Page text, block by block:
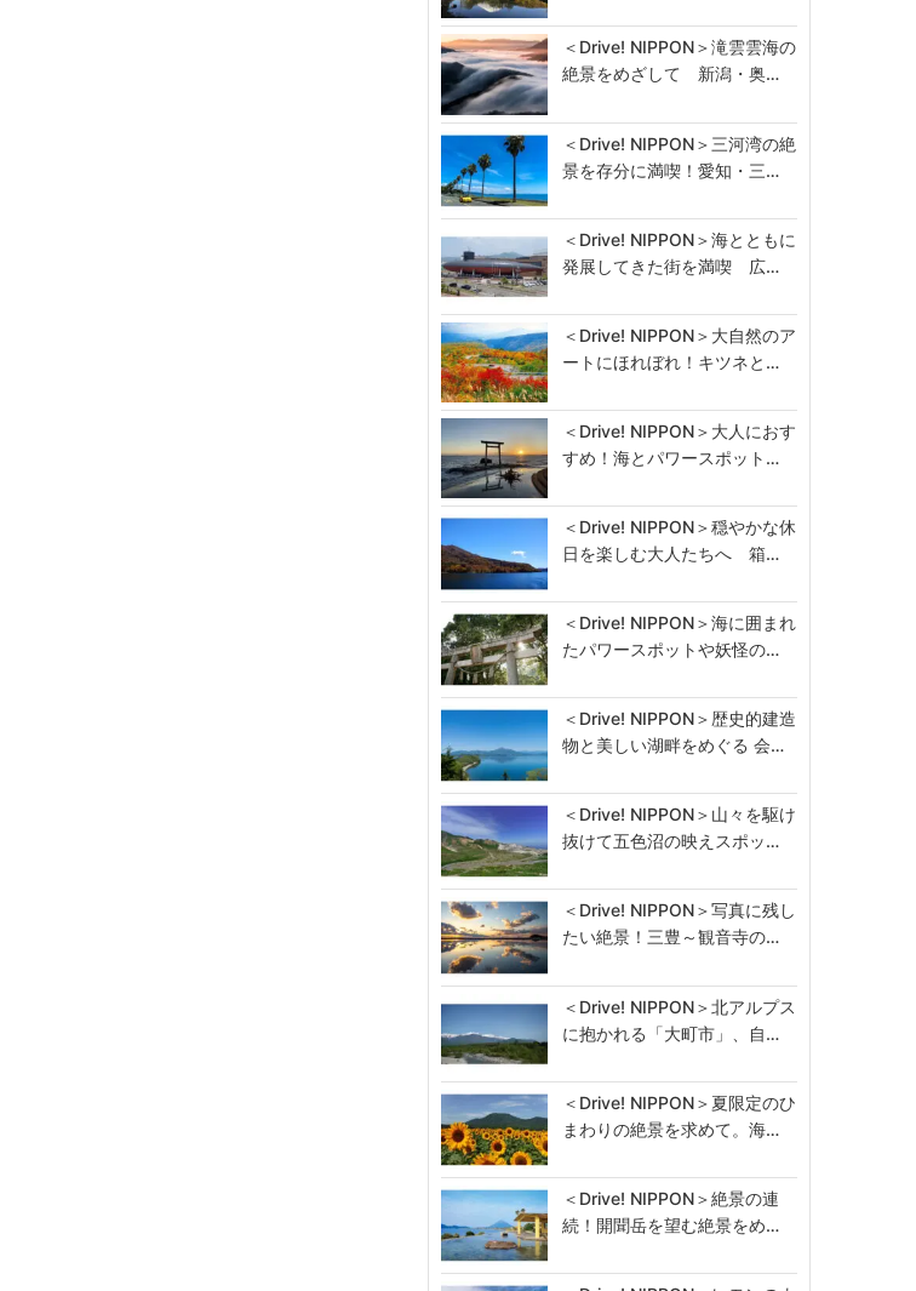
＜Drive! NIPPON＞滝雲雲海の
絶景をめざして 新潟・奥…
＜Drive! NIPPON＞三河湾の絶
景を存分に満喫！愛知・三…
＜Drive! NIPPON＞海とともに
発展してきた街を満喫 広…
＜Drive! NIPPON＞大自然のア
ートにほれぼれ！キツネと…
＜Drive! NIPPON＞大人におす
すめ！海とパワースポット…
＜Drive! NIPPON＞穏やかな休
日を楽しむ大人たちへ 箱…
＜Drive! NIPPON＞海に囲まれ
たパワースポットや妖怪の…
＜Drive! NIPPON＞歴史的建造
物と美しい湖畔をめぐる 会…
＜Drive! NIPPON＞山々を駆け
抜けて五色沼の映えスポッ…
＜Drive! NIPPON＞写真に残し
たい絶景！三豊～観音寺の…
＜Drive! NIPPON＞北アルプス
に抱かれる「大町市」、自…
＜Drive! NIPPON＞夏限定のひ
まわりの絶景を求めて。海…
＜Drive! NIPPON＞絶景の連
続！開聞岳を望む絶景をめ…